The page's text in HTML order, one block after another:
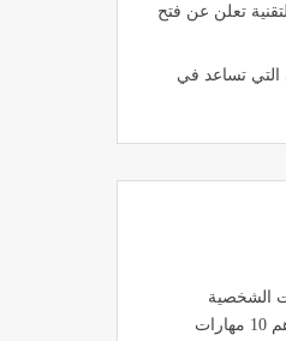
تعلن عن فتح
التي تساعد في
الشخصية